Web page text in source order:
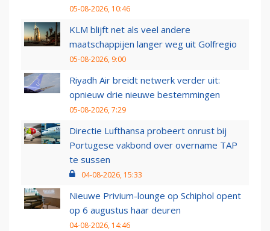
05-08-2026, 10:46
KLM blijft net als veel andere
maatschappijen langer weg uit Golfregio
05-08-2026, 9:00
Riyadh Air breidt netwerk verder uit:
opnieuw drie nieuwe bestemmingen
05-08-2026, 7:29
Directie Lufthansa probeert onrust bij
Portugese vakbond over overname TAP
te sussen
04-08-2026, 15:33
Nieuwe Privium-lounge op Schiphol opent
op 6 augustus haar deuren
04-08-2026, 14:46